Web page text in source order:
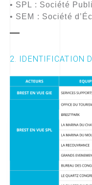
• SPL : Société
• SEM : Société
2. IDENTIFICATION